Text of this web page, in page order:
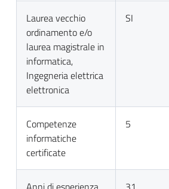
Laurea vecchio
ordinamento e/o
laurea magistrale in
informatica,
Ingegneria elettrica
elettronica
SI
Competenze
informatiche
certificate
5